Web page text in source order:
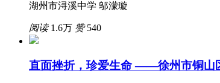
湖州市浔溪中学 邬濛璇
阅读1.6万 赞540
直面挫折，珍爱生命 ——徐州市铜山